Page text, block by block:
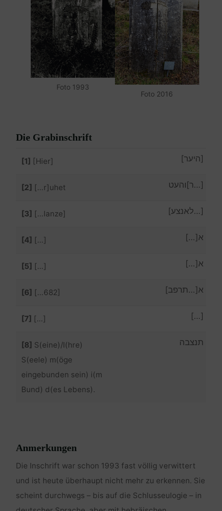
Foto 1993
Foto 2016
Die Grabinschrift
[1] [Hier] [היער]
[2] […r]uhet […ר]והעט
[3] […lanze] […לאנצע]
[4] […] א[…]
[5] […] א[…]
[6] […682] א[…תרפב]
[7] […] […]
[8] S(eine)/I(hre)
S(eele) m(öge
eingebunden sein) i(m
Bund) d(es Lebens).
תנצבה
Anmerkungen
Die Inschrift war schon 1993 fast völlig verwittert
und ist heute überhaupt nicht mehr zu erkennen. Sie
scheint durchwegs – bis auf die Schlusseulogie – in